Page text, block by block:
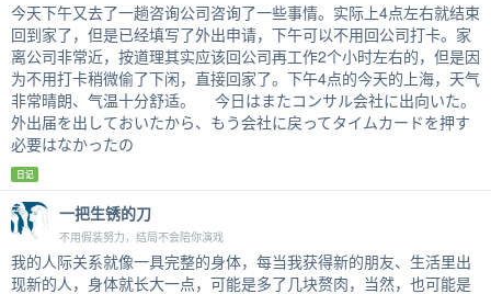
今天下午又去了一趟咨询公司咨询了一些事情。实际上4点左右就结束
回到家了，但是已经填写了外出申请，下午可以不用回公司打卡。家
离公司非常近，按道理其实应该回公司再工作2个小时左右的，但是因
为不用打卡稍微偷了下闲，直接回家了。下午4点的今天的上海，天气
非常晴朗、气温十分舒适。 今日はまたコンサル会社に出向いた。
外出届を出しておいたから、もう会社に戻ってタイムカードを押す
必要はなかったの
日记
一把生锈的刀
不用假装努力，结局不会陪你演戏
我的人际关系就像一具完整的身体，每当我获得新的朋友、生活里出
现新的人，身体就长大一点，可能是多了几块赘肉，当然，也可能是